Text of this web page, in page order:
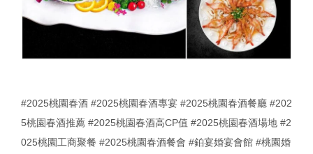
#2025桃園春酒 #2025桃園春酒專宴 #2025桃園春酒餐廳 #202
5桃園春酒推薦 #2025桃園春酒高CP值 #2025桃園春酒場地 #2
025桃園工商聚餐 #2025桃園春酒餐會 #鉑宴婚宴會館 #桃園婚